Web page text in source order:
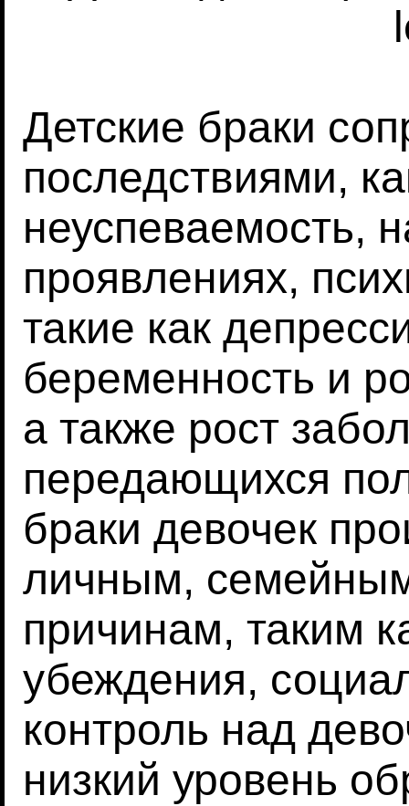
Детские браки
последствиями,
неуспеваемость,
проявлениях,
такие как
беременность и
а также рост
передающихся
браки девочек
личным,
причинам, таким
убеждения,
контроль над
низкий уровень